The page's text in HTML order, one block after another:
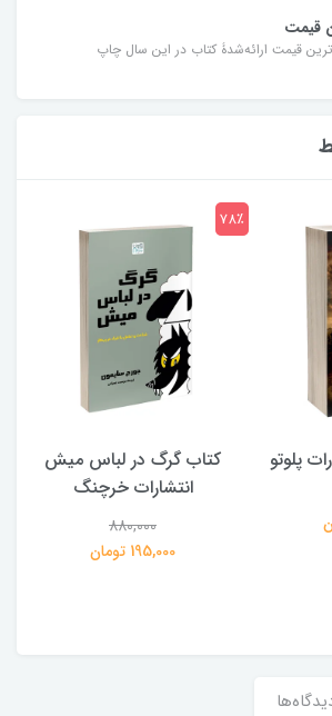
قیمت
قیمت ارائه‌شدۀ کتاب در این سال چاپ
پلوتو
کتاب گرگ در لباس میش
انتشارات خرچنگ
880,000
195,000 تومان
78٪